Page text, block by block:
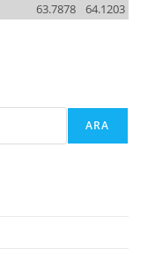
64.1203
63.7878
ARA